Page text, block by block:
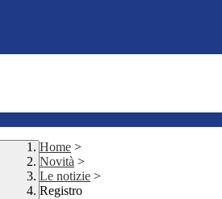
Home >
Novità >
Le notizie >
Registro